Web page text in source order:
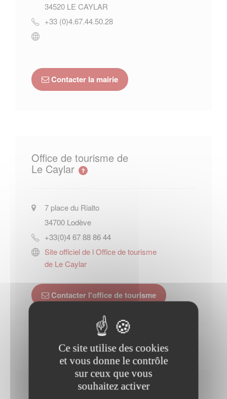
34520 LE CAYLAR
+33 (0)4.67.44.50.28
Contacter la mairie
Office de tourisme de
Le Caylar
7 place du Rialto
34700 Lodève
+33(0)4 67 88 86 44
Site officiel de l Office de tourisme
de Le Caylar
Contacter l'office de tourisme
Horaires Mairie
Ce site utilise des cookies
et vous donne le contrôle
sur ceux que vous
souhaitez activer